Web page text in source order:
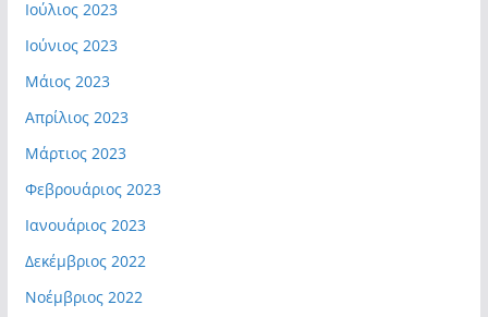
Ιούλιος 2023
Ιούνιος 2023
Μάιος 2023
Απρίλιος 2023
Μάρτιος 2023
Φεβρουάριος 2023
Ιανουάριος 2023
Δεκέμβριος 2022
Νοέμβριος 2022